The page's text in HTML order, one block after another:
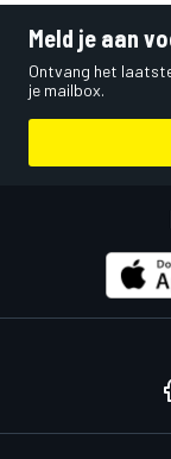
Meld je aan
Ontvang het
je mailbox.